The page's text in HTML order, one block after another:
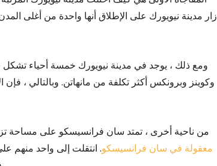
زار مدينة نيويورك على الإطلاق أنها واحدة من أغلى
وكوينز وبرونكس أكثر تكلفة من مانهاتن. وبالتالي ، فإن
من ناحية أخرى ، تمتد سان فرانسيسكو على مساحة تزيد عن 49 ميلاً مربعاً فقط.
معقولة في سان فرانسيسكو